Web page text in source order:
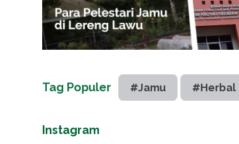
Tag Populer #Jamu #Herbal
Instagram